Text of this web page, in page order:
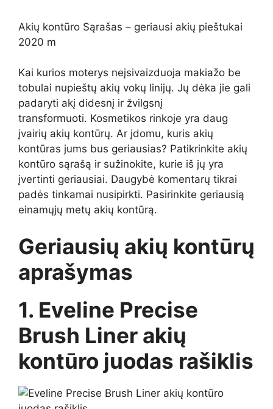
Akių kontūro Sąrašas – geriausi akių pieštukai
2020 m
Kai kurios moterys neįsivaizduoja makiažo be
tobulai nupieštų akių vokų linijų. Jų dėka jie gali
padaryti akį didesnį ir žvilgsnį
transformuoti. Kosmetikos rinkoje yra daug
įvairių akių kontūrų. Ar įdomu, kuris akių
kontūras jums bus geriausias? Patikrinkite akių
kontūro sąrašą ir sužinokite, kurie iš jų yra
įvertinti geriausiai. Daugybė komentarų tikrai
padės tinkamai nusipirkti. Pasirinkite geriausią
einamųjų metų akių kontūrą.
Geriausių akių kontūrų
aprašymas
1. Eveline Precise
Brush Liner akių
kontūro juodas rašiklis